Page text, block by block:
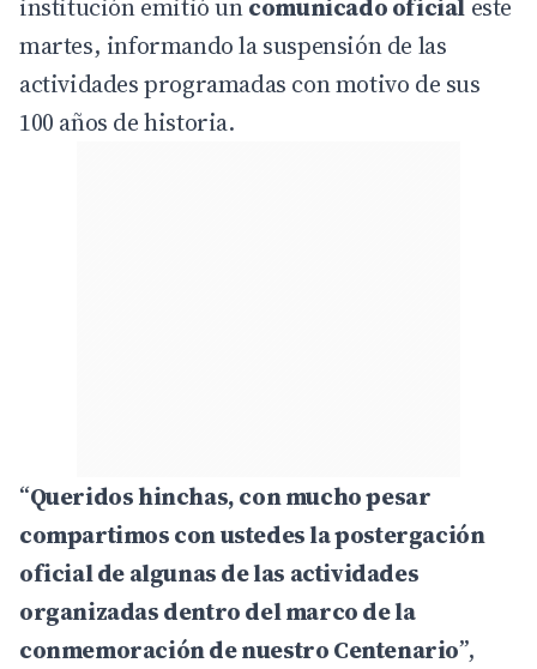
institución emitió uncomunicado oficial este
martes, informando la suspensión de las
actividades programadas con motivo de sus
100 años de historia.
“Queridos hinchas, con mucho pesar
compartimos con ustedes la postergación
oficial de algunas de las actividades
organizadas dentro del marco de la
conmemoración de nuestro Centenario”,